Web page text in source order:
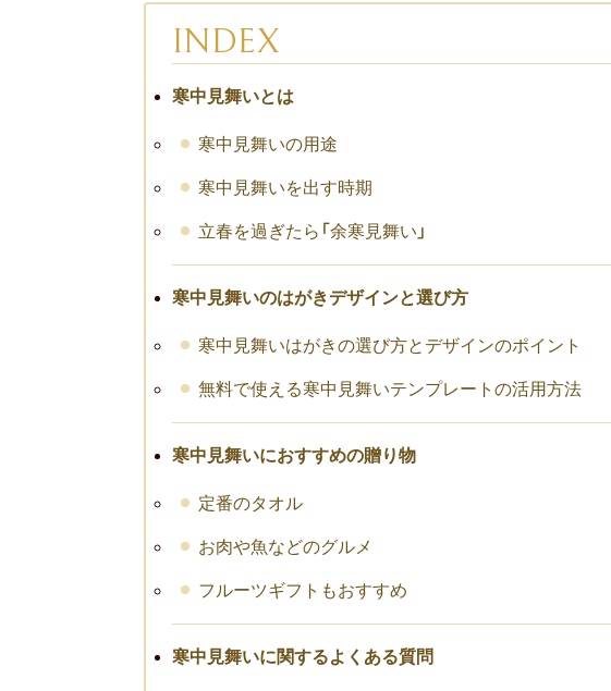
INDEX
寒中見舞いとは
寒中見舞いの用途
寒中見舞いを出す時期
立春を過ぎたら「余寒見舞い」
寒中見舞いのはがきデザインと選び方
寒中見舞いはがきの選び方とデザインのポイント
無料で使える寒中見舞いテンプレートの活用方法
寒中見舞いにおすすめの贈り物
定番のタオル
お肉や魚などのグルメ
フルーツギフトもおすすめ
寒中見舞いに関するよくある質問